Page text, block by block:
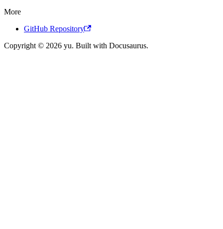
More
GitHub Repository
Copyright © 2026 yu. Built with Docusaurus.